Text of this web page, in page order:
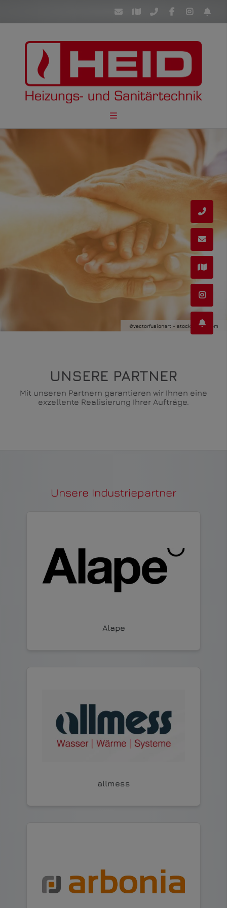
©vectorfusionart - stock.adobe.com
UNSERE PARTNER
Mit unseren Partnern garantieren wir Ihnen eine
exzellente Realisierung Ihrer Aufträge.
Unsere Industriepartner
Alape
allmess